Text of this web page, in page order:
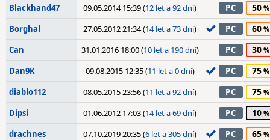
Blackhand47 09.05.2014 15:39 (12 let a 92 dní) PC 50
Borghal 27.05.2012 21:34 (14 let a 73 dní) PC 60
Can 31.01.2016 18:00 (10 let a 190 dní) PC 30
Dan9K 09.08.2015 12:35 (11 let a 0 dní) PC 75
diablo112 08.05.2015 23:56 (11 let a 92 dní) PC 75
Dipsi 01.06.2012 17:03 (14 let a 69 dní) PC 10
drachnes 07.10.2019 20:35 (6 let a 305 dní) PC 65